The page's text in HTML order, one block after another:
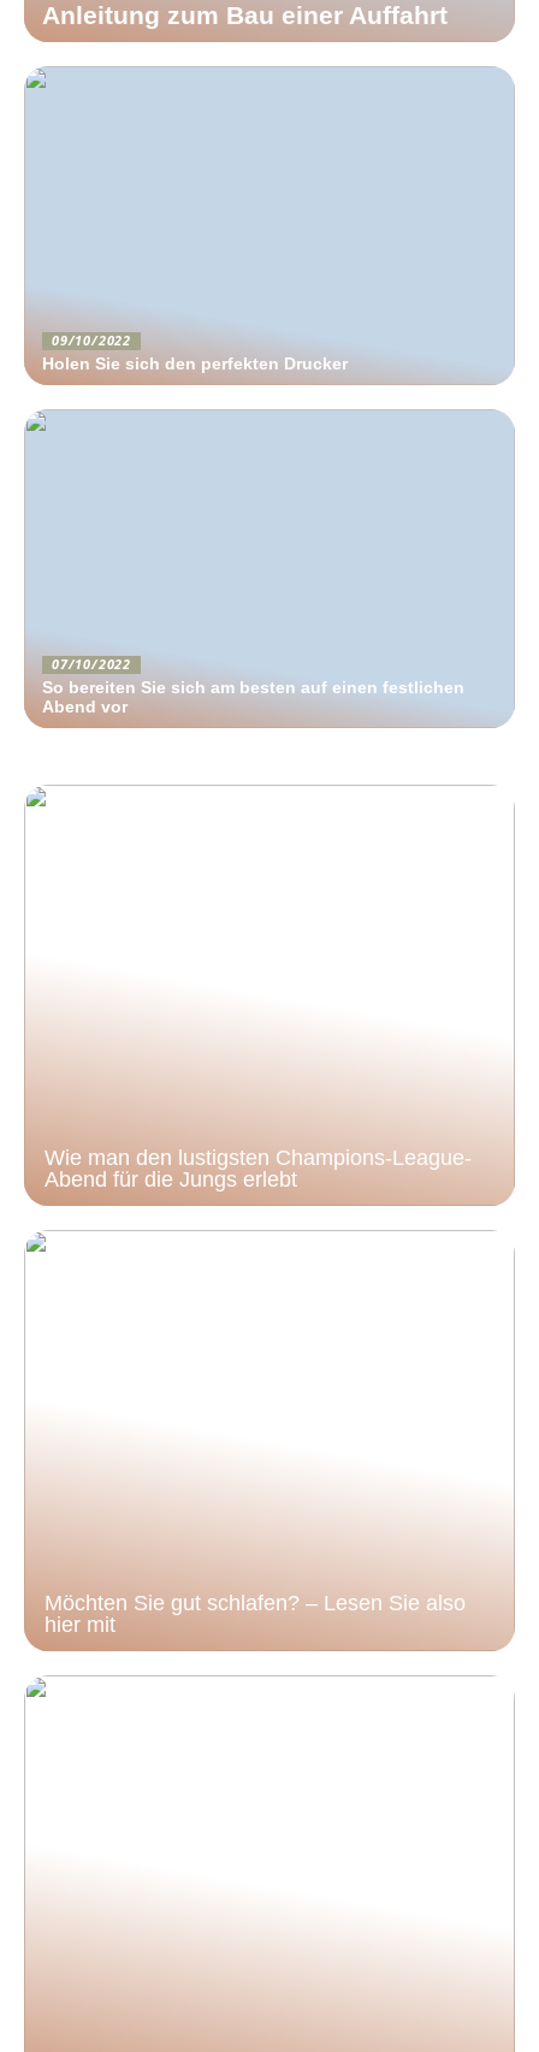
Anleitung zum Bau einer Auffahrt
09/10/2022
Holen Sie sich den perfekten Drucker
07/10/2022
So bereiten Sie sich am besten auf einen festlichen
Abend vor
Wie man den lustigsten Champions-League-
Abend für die Jungs erlebt
Möchten Sie gut schlafen? – Lesen Sie also
hier mit